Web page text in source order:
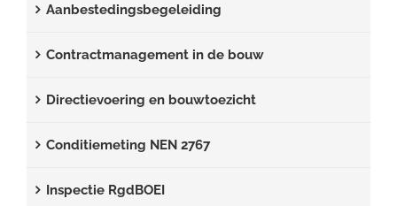
Aanbestedingsbegeleiding
Contractmanagement in de bouw
Directievoering en bouwtoezicht
Conditiemeting NEN 2767
Inspectie RgdBOEI